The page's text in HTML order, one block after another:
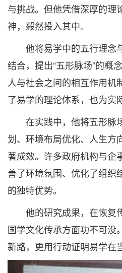
与挑战。但他凭借深厚的理
神，毅然投入其中。
他将易学中的五行理念
结合，提出“五形脉场”的概
人与社会之间的相互作用机
了易学的理论体系，也为实
在实践中，他将五形脉
划、环境布局优化、人生方
著成效。许多政府机构与企
善了环境氛围、优化了组织
的独特优势。
他的研究成果，在恢复
国学文化传承方面功不可没
新路，更用行动证明易学在